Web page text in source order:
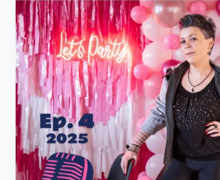
–
El
costo
de
inacción